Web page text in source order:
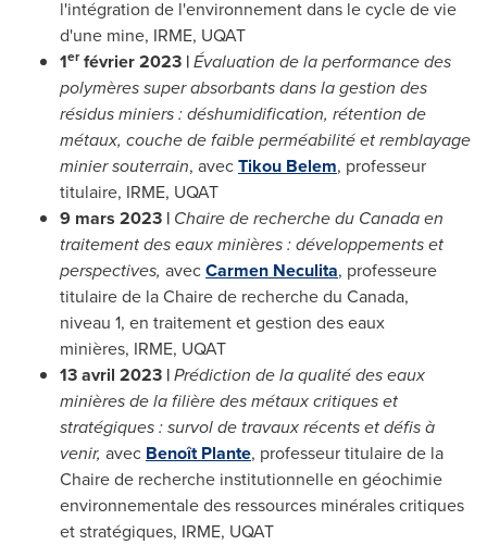
l'intégration de l'environnement dans le cycle de vie
d'une mine, IRME, UQAT
1erfévrier 2023 |Évaluation de la performance des
polymères super absorbants dans la gestion des
résidus miniers : déshumidification, rétention de
métaux, couche de faible perméabilité et remblayage
minier souterrain, avecTikou Belem, professeur
titulaire, IRME, UQAT
9 mars 2023 | Chaire de recherche du Canadaen
traitement des eaux minières : développements et
perspectives, avecCarmen Neculita, professeure
titulaire de la Chaire de recherche du Canada,
niveau 1, en traitement et gestion des eaux
minières, IRME, UQAT
13 avril 2023 |Prédiction de la qualité des eaux
minières de la filière des métaux critiques et
stratégiques : survol de travaux récents et défis à
venir, avec Benoît Plante, professeur titulaire de la
Chaire de recherche institutionnelle en géochimie
environnementale des ressources minérales critiques
et stratégiques, IRME, UQAT